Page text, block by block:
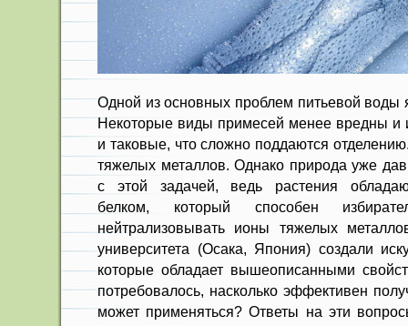
Одной из основных проблем питьевой воды
Некоторые виды примесей менее вредны и
и таковые, что сложно поддаются
тяжелых металлов. Однако природа уже
с этой задачей, ведь растения
белком, который способен
нейтрализовывать ионы тяжелых
университета (Осака, Япония) создали
которые обладает вышеописанными
потребовалось, насколько эффективен
может применяться? Ответы на эти